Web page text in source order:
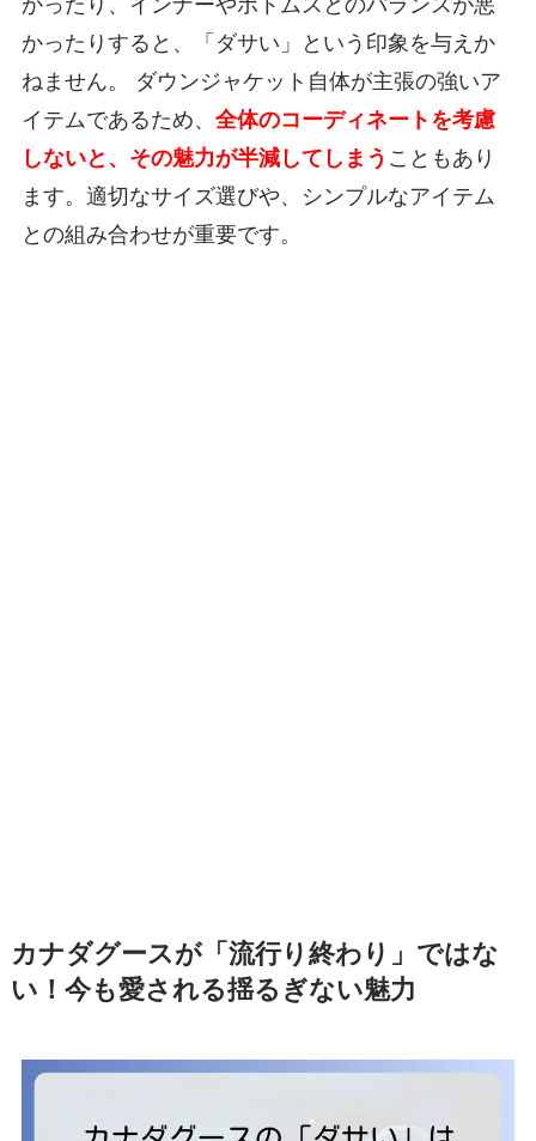
かったりすると、「ダサい」という印象を与えか
ねません。 ダウンジャケット自体が主張の強いア
イテムであるため、 全体のコーディネートを考慮
しないと、その魅力が半減してしまう こともあり
ます。適切なサイズ選びや、シンプルなアイテム
との組み合わせが重要です。
カナダグースが「流行り終わり」ではな
い！今も愛される揺るぎない魅力